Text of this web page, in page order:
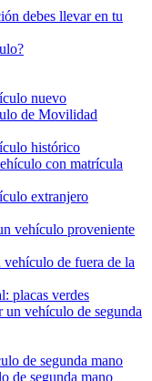
debes llevar en tu
nuevo
de Movilidad
histórico
con matrícula
extranjero
vehículo proveniente
de fuera de la
placas verdes
un vehículo de segunda
de segunda mano
de segunda mano